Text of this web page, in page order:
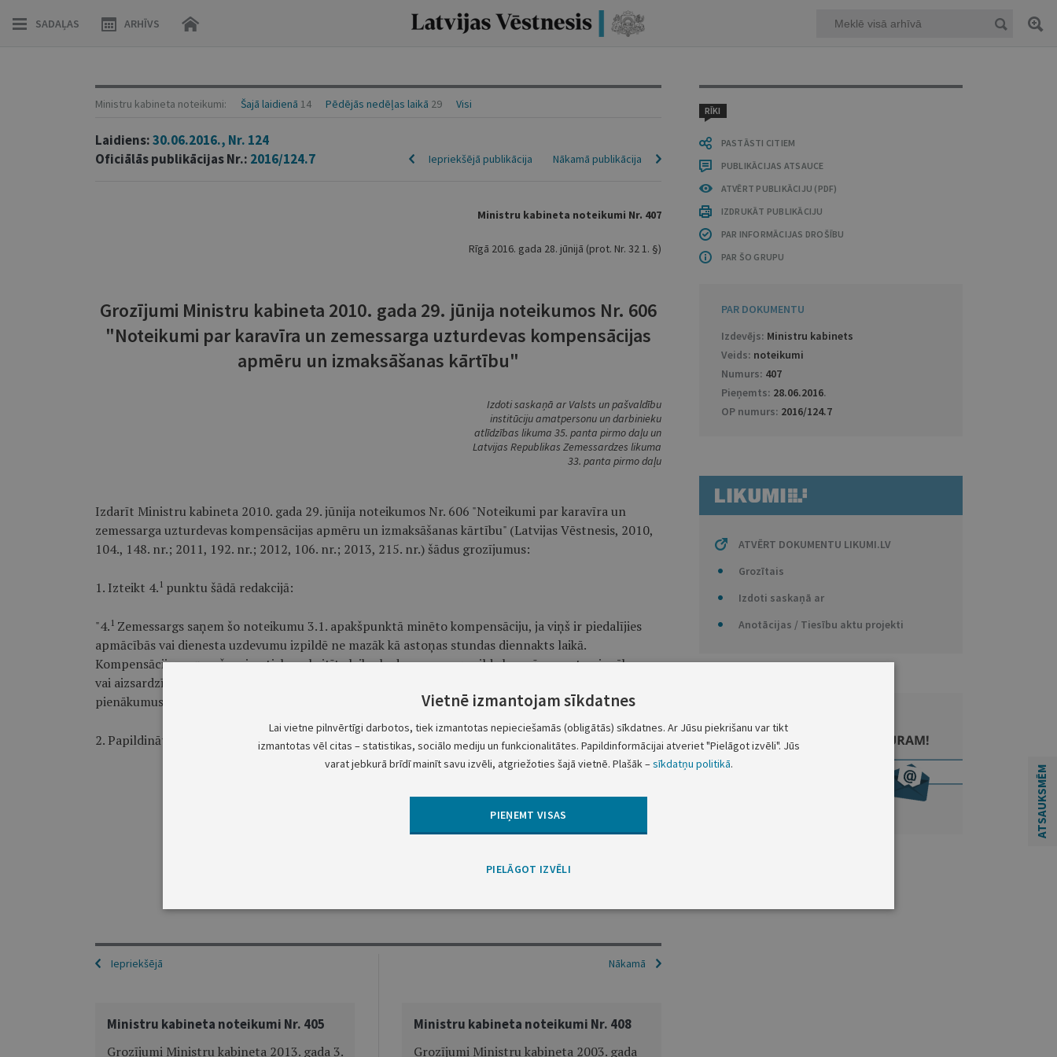
SADAĻAS ARHĪVS
RĪKI
PASTĀSTI CITIEM
PUBLIKĀCIJAS ATSAUCE
ATVĒRT PUBLIKĀCIJU (PDF)
IZDRUKĀT PUBLIKĀCIJU
PAR INFORMĀCIJAS DROŠĪBU
PAR ŠO GRUPU
PAR DOKUMENTU
Izdevējs: Ministru kabinets
Veids: noteikumi
Numurs: 407
Pieņemts: 28.06.2016.
OP numurs: 2016/124.7
ATVĒRT DOKUMENTU LIKUMI.LV
Grozītais
Izdoti saskaņā ar
Anotācijas / Tiesību aktu projekti
Ministru kabineta noteikumi: Šajā laidienā 14 Pēdējās nedēļas laikā 29 Visi
Laidiens:30.06.2016., Nr. 124
Oficiālās publikācijas Nr.: 2016/124.7 Nākamā publikācija
Iepriekšējā publikācija
Ministru kabineta noteikumi Nr. 407
Rīgā 2016. gada 28. jūnijā (prot. Nr. 32 1. §)
Grozījumi Ministru kabineta 2010. gada 29. jūnija noteikumos Nr. 606
"Noteikumi par karavīra un zemessarga uzturdevas kompensācijas
apmēru un izmaksāšanas kārtību"
Izdoti saskaņā ar Valsts un pašvaldību
institūciju amatpersonu un darbinieku
atlīdzības likuma 35. panta pirmo daļu un
Latvijas Republikas Zemessardzes likuma
33. panta pirmo daļu
Izdarīt Ministru kabineta 2010. gada 29. jūnija noteikumos Nr. 606 "Noteikumi par karavīra un
zemessarga uzturdevas kompensācijas apmēru un izmaksāšanas kārtību" (Latvijas Vēstnesis, 2010,
104., 148. nr.; 2011, 192. nr.; 2012, 106. nr.; 2013, 215. nr.) šādus grozījumus:
1. Izteikt 4. 1 punktu šādā redakcijā:
"4. 1 Zemessargs saņem šo noteikumu 3.1. apakšpunktā minēto kompensāciju, ja viņš ir piedalījies
apmācībās vai dienesta uzdevumu izpildē ne mazāk kā astoņas stundas diennakts laikā.
Kompensācijas saņemšanai netiek uzskaitīts laiks, kad zemessargs pilda karavīra amata pienākumus
vai aizsardzības ministra noteikta ar kaujas atbalstu vai kaujas nodrošinājumu saistīta amata
pienākumus, par kuru veikšanu slēdz papildu līgumu."
2. Papildināt 5.1. un 6.6. apakšpunktu aiz vārda "karavīri" ar vārdiem "un zemessargi".
finanšu ministre
Dana Reizniece-Ozola
Raimonds Bergmanis
Iepriekšējā Nākamā
Ministru kabineta noteikumi Nr. 405
Grozījumi Ministru kabineta 2013. gada 3.
Ministru kabineta noteikumi Nr. 408
Grozījumi Ministru kabineta 2003. gada
ATSAUKSMĒM
Vietnē izmantojam sīkdatnes
Lai vietne pilnvērtīgi darbotos, tiek izmantotas nepieciešamās (obligātās) sīkdatnes. Ar Jūsu piekrišanu var tikt
izmantotas vēl citas – statistikas, sociālo mediju un funkcionalitātes. Papildinformācijai atveriet "Pielāgot izvēli". Jūs
varat jebkurā brīdī mainīt savu izvēli, atgriežoties šajā vietnē. Plašāk –sīkdatņu politikā.
PIEŅEMT VISAS
PIELĀGOT IZVĒLI